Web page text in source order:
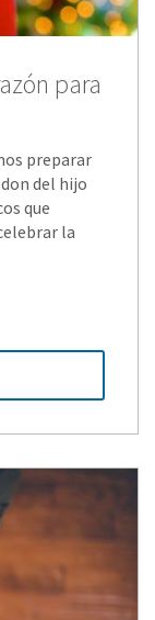
para
preparar
del hijo
que
la